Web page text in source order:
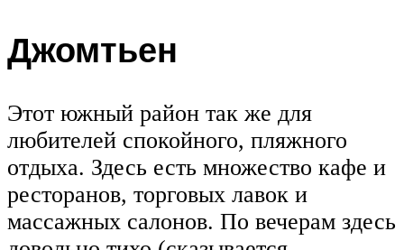
Джомтьен
Этот южный район так же для
любителей спокойного, пляжного
отдыха. Здесь есть множество кафе и
ресторанов, торговых лавок и
массажных салонов. По вечерам здесь